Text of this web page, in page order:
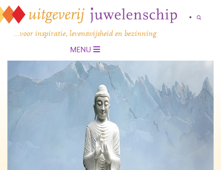
…voor inspiratie, levenswijsheid en bezinning
MENU